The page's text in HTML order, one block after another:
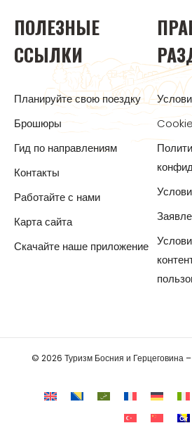
ПОЛЕЗНЫЕ
ССЫЛКИ
Планируйте свою поездку
Брошюры
Гид по направлениям
Контакты
Работайте с нами
Карта сайта
Скачайте наше приложение
© 2026 Туризм Босния и Герцеговина